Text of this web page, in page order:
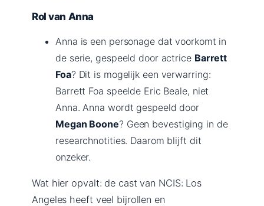
Rol van Anna
Anna is een personage dat voorkomt in
de serie, gespeeld door actrice Barrett
Foa? Dit is mogelijk een verwarring:
Barrett Foa speelde Eric Beale, niet
Anna. Anna wordt gespeeld door
Megan Boone? Geen bevestiging in de
researchnotities. Daarom blijft dit
onzeker.
Wat hier opvalt: de cast van NCIS: Los
Angeles heeft veel bijrollen en